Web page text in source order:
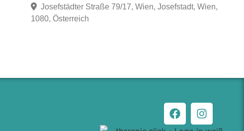
Josefstädter Straße 79/17, Wien, Josefstadt, Wien,
1080, Österreich